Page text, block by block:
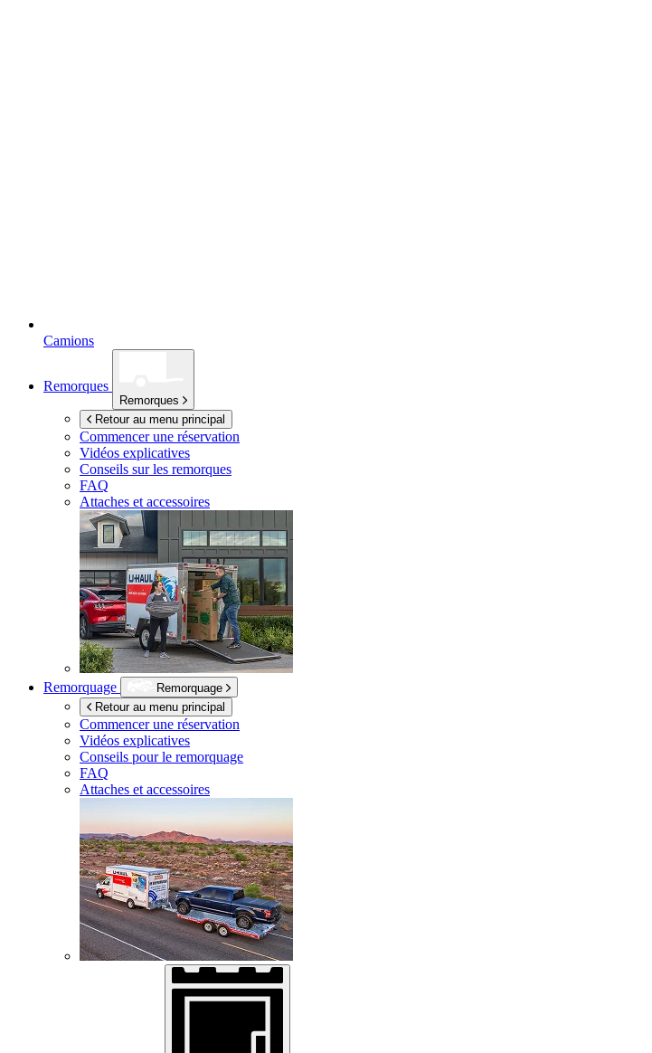
Camions
Remorques
Remorques
Retour au menu principal
Commencer une réservation
Vidéos explicatives
Conseils sur les remorques
FAQ
Attaches et accessoires
Remorquage
Remorquage
Retour au menu principal
Commencer une réservation
Vidéos explicatives
Conseils pour le remorquage
FAQ
Attaches et accessoires